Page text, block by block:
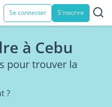
Se connecter S'inscrire
à Cebu
pour trouver la
?